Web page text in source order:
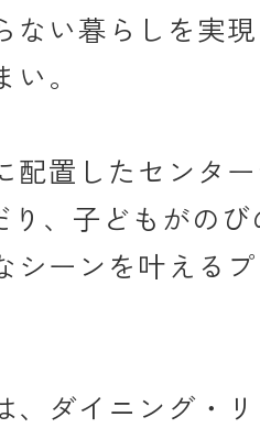
ない暮らしを実
。
配置したセンタ
り、子どもがの
シーンを叶える
、ダイニング・